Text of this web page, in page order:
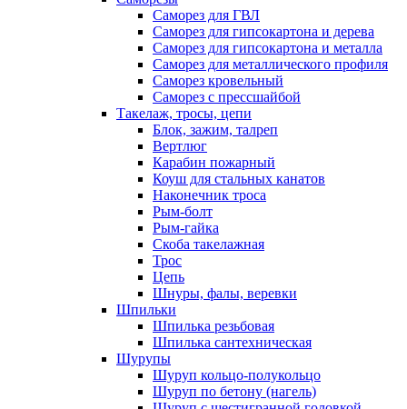
Саморез для ГВЛ
Саморез для гипсокартона и дерева
Саморез для гипсокартона и металла
Саморез для металлического профиля
Саморез кровельный
Саморез с прессшайбой
Такелаж, тросы, цепи
Блок, зажим, талреп
Вертлюг
Карабин пожарный
Коуш для стальных канатов
Наконечник троса
Рым-болт
Рым-гайка
Скоба такелажная
Трос
Цепь
Шнуры, фалы, веревки
Шпильки
Шпилька резьбовая
Шпилька сантехническая
Шурупы
Шуруп кольцо-полукольцо
Шуруп по бетону (нагель)